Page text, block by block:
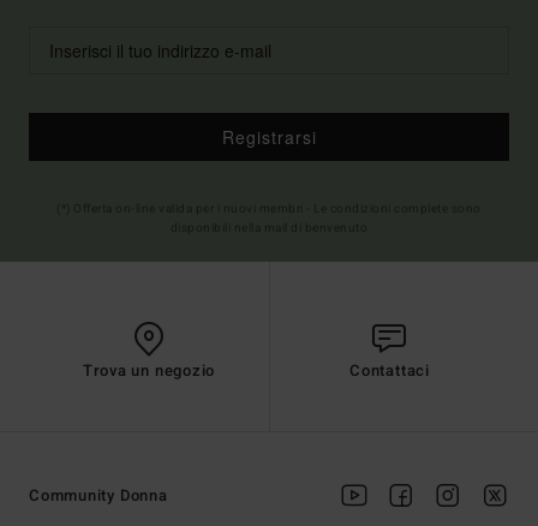
Registrarsi
Trova un negozio Contattaci
Community Donna